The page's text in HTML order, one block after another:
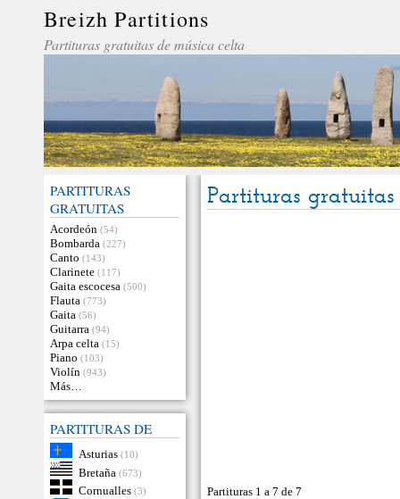
Breizh Partitions
Partituras gratuitas de música celta
PARTITURAS
GRATUITAS
Acordeón (54)
Bombarda (227)
Canto (143)
Clarinete (117)
Gaita escocesa (500)
Flauta (773)
Gaita (56)
Guitarra (94)
Arpa celta (15)
Piano (103)
Violín (943)
Más…
PARTITURAS DE
Asturias (10)
Bretaña (673)
Cornualles (3)
Partituras
Partituras 1 a 7 de 7